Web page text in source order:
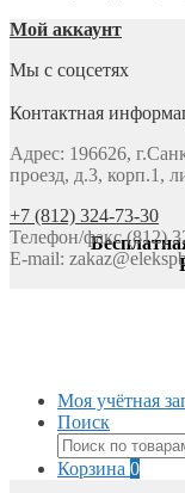
Мой аккаунт
Мы с соцсетях
Контактная
Адрес: 196626,
проезд, д.3, корп.1,
+7 (812) 324-73-30
Телефон/факс (812)
E-mail:
Моя учётная
Поиск
Искать:
Корзина 0